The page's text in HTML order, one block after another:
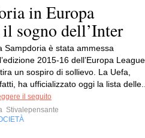
in Europa
sogno dell’Inter
Sampdoria è stata ammessa
2015-16 dell’Europa League
un sospiro di sollievo. La Uefa,
ha ufficializzato oggi la lista
il seguito
Stivalepensante